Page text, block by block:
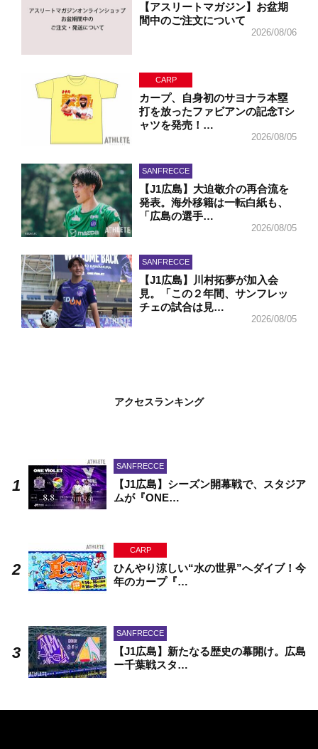
【アスリートマガジン】お盆期
間中のご注文について
2026/08/06
CARP
カープ、自身初のサヨナラ本塁
打を放ったファビアンの記念Tシ
ャツを発売！…
2026/08/05
SANFRECCE
【J1広島】大迫敬介の再合流を
発表。海外移籍は一転白紙も、
「広島の選手…
2026/08/05
SANFRECCE
【J1広島】川村拓夢が加入会
見。「この２年間、サンフレッ
チェの試合は見…
2026/08/05
アクセスランキング
SANFRECCE
【J1広島】シーズン開幕戦で、スタジア
ムが『ONE…
CARP
ひんやり涼しい“水の世界”へダイブ！今
年のカープ『…
SANFRECCE
【J1広島】新たなる歴史の幕開け。広島
ー千葉戦スタ…